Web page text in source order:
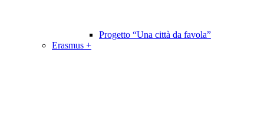
Progetto “Una città da favola”
Erasmus +